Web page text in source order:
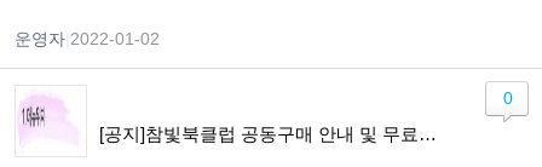
운영자 2022-01-02
[공지]참빛북클럽 공동구매 안내 및 무료체험 이용가이드
0